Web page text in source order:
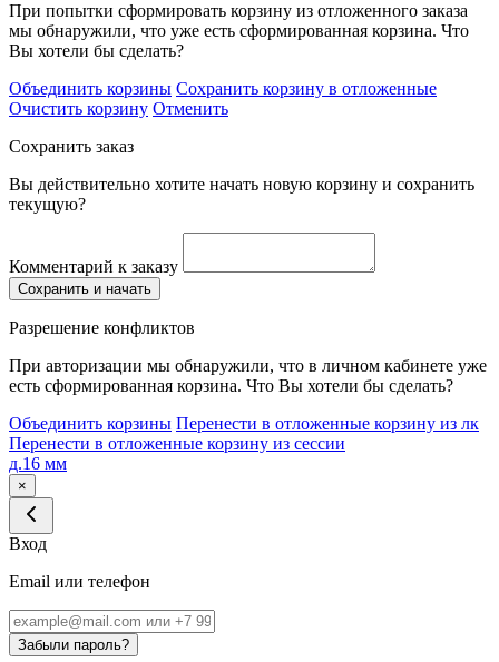
При попытки сформировать корзину из отложенного заказа
мы обнаружили, что уже есть сформированная корзина. Что
Вы хотели бы сделать?
Объединить корзины Сохранить корзину в отложенные
Очистить корзину Отменить
Сохранить заказ
Вы действительно хотите начать новую корзину и сохранить
текущую?
Комментарий к заказу
Сохранить и начать
Разрешение конфликтов
При авторизации мы обнаружили, что в личном кабинете уже
есть сформированная корзина. Что Вы хотели бы сделать?
Объединить корзины Перенести в отложенные корзину из лк
Перенести в отложенные корзину из сессии
д.16 мм
×
Вход
Email или телефон
Забыли пароль?